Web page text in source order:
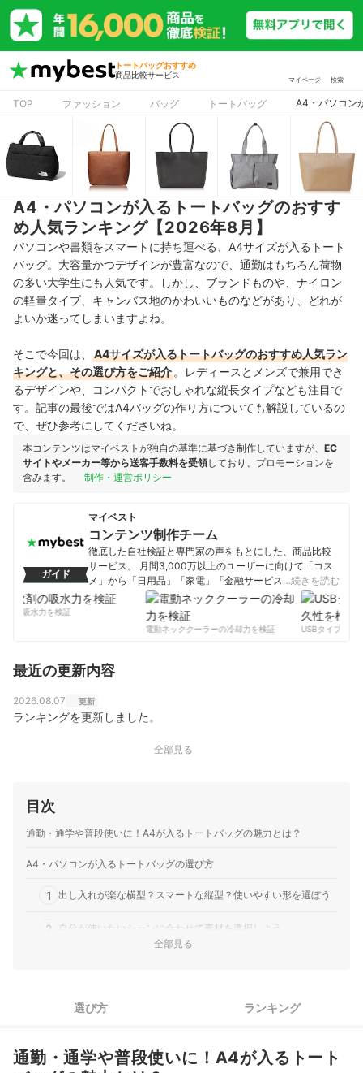
トートバッグおすすめ
商品比較サービス
マイページ 検索
TOP ファッション バッグ トートバッグ A4・パソコン
A4・パソコンが入るトートバッグのおすす
め人気ランキング【2026年8月】
パソコンや書類をスマートに持ち運べる、A4サイズが入るトート
バッグ。大容量かつデザインが豊富なので、通勤はもちろん荷物
の多い大学生にも人気です。しかし、ブランドものや、ナイロン
の軽量タイプ、キャンバス地のかわいいものなどがあり、どれが
よいか迷ってしまいますよね。
そこで今回は、 A4サイズが入るトートバッグのおすすめ人気ラン
キングと、その選び方をご紹介 。レディースとメンズで兼用でき
るデザインや、コンパクトでおしゃれな縦長タイプなども注目で
す。記事の最後ではA4バッグの作り方についても解説しているの
で、ぜひ参考にしてくださいね。
本コンテンツはマイベストが独自の基準に基づき制作していますが、 EC
サイトやメーカー等から送客手数料を受領しており、プロモーションを
含みます。
制作・運営ポリシー
ガイド
マイベスト
コンテンツ制作チーム
徹底した自社検証と専門家の声をもとにした、商品比較
サービス。 月間3,000万以上のユーザーに向けて「コス
メ」から「日用品」「家電」「金融サービス」まで、ベ
ストな商品を選んでもらうために、毎日コンテンツを制
コンテンツ制作チームのプロフィール
…続きを読む
の吸水力を検証
電動ネッククーラーの冷却力を検証
USBタイプCケー
最近の更新内容
2026.08.07 更新
ランキングを更新しました。
全部見る
目次
通勤・通学や普段使いに！A4が入るトートバッグの魅力とは？
A4・パソコンが入るトートバッグの選び方
1 出し入れが楽な横型？スマートな縦型？使いやすい形を選ぼう
2 自分が使いたいシーンに合わせて素材を選択しよう
5 2wayや仕切り付きなど使い勝手がよくなる仕様にも注目
A4・パソコンが入るトートバッグ全23商品おすすめ人気ランキング
全部見る
選び方 ランキング
通勤・通学や普段使いに！A4が入るトート